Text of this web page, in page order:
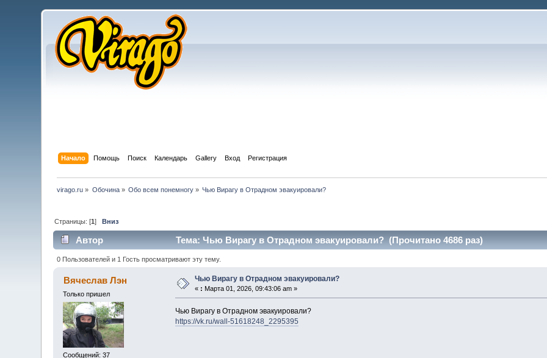
Начало Помощь Поиск Календарь Gallery Вход Регистрация
virago.ru » Обочина» Обо всем понемногу » Чью Вирагу в Отрадном эвакуировали?
Страницы: [1]Вниз
Автор Тема: Чью Вирагу в Отрадном эвакуировали? (Прочитано 4686 раз)
0 Пользователей и 1 Гость просматривают эту тему.
Вячеслав Лэн
Только пришел
Сообщений: 37
Чью Вирагу в Отрадном эвакуировали?
« : Марта 01, 2026, 09:43:06 am »
Чью Вирагу в Отрадном эвакуировали?
https://vk.ru/wall-51618248_2295395